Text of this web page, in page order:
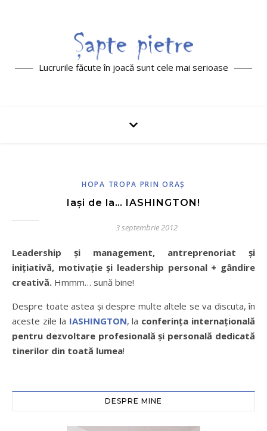
Lucrurile făcute în joacă sunt cele mai serioase
HOPA TROPA PRIN ORAŞ
Iași de la… IASHINGTON!
3 septembrie 2012
Leadership şi management, antreprenoriat şi
inițiativă, motivație şi leadership personal + gândire
creativă. Hmmm… sună bine!
Despre toate astea și despre multe altele se va discuta, în
aceste zile la IASHINGTON, la conferința internațională
pentru dezvoltare profesională și personală dedicată
tinerilor din toată lumea!
DESPRE MINE